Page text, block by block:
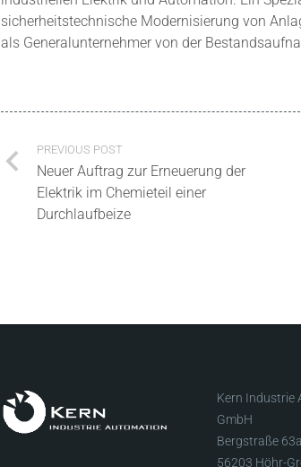
sicherheitstechnische Modernisierung von
als Generalunternehmer von der
PREVIOUS POST
Neuer Auftrag zur Erneuerung der
Elektrik im Chemieteil einer
Durchlaufbeize
Kern Industrie
GmbH
Bergstraße 63a
56203 Höhr-